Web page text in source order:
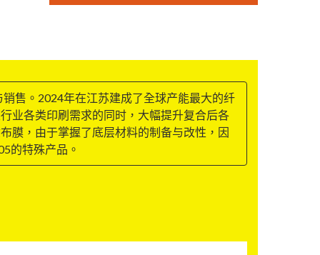
售。2024年在江苏建成了全球产能最大的纤
业各类印刷需求的同时，大幅提升复合后各
膜，由于掌握了底层材料的制备与改性，因
的特殊产品。